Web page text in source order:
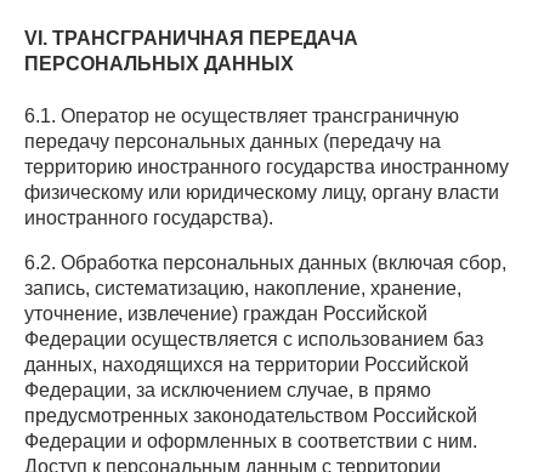
VI. ТРАНСГРАНИЧНАЯ ПЕРЕДАЧА
ПЕРСОНАЛЬНЫХ ДАННЫХ
6.1. Оператор не осуществляет трансграничную
передачу персональных данных (передачу на
территорию иностранного государства иностранному
физическому или юридическому лицу, органу власти
иностранного государства).
6.2. Обработка персональных данных (включая сбор,
запись, систематизацию, накопление, хранение,
уточнение, извлечение) граждан Российской
Федерации осуществляется с использованием баз
данных, находящихся на территории Российской
Федерации, за исключением случае, в прямо
предусмотренных законодательством Российской
Федерации и оформленных в соответствии с ним.
Доступ к персональным данным с территории